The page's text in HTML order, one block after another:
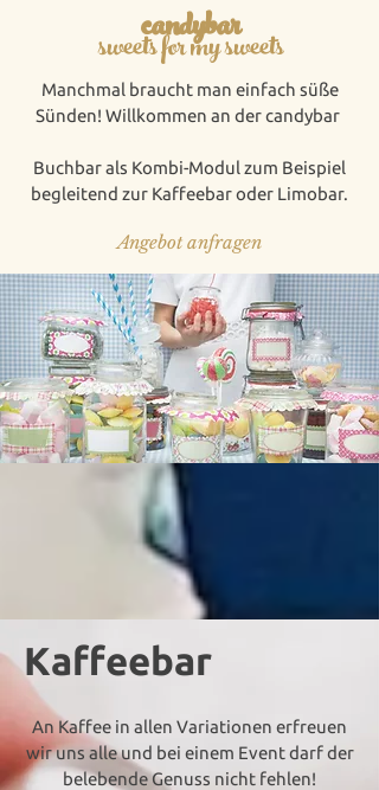
candybar
sweets for my sweets
Manchmal braucht man einfach süße
Sünden! Willkommen an der candybar
Buchbar als Kombi-Modul zum Beispiel
begleitend zur Kaffeebar oder Limobar.
Angebot anfragen
Kaffeebar
An Kaffee in allen Variationen erfreuen
wir uns alle und bei einem Event darf der
belebende Genuss nicht fehlen!